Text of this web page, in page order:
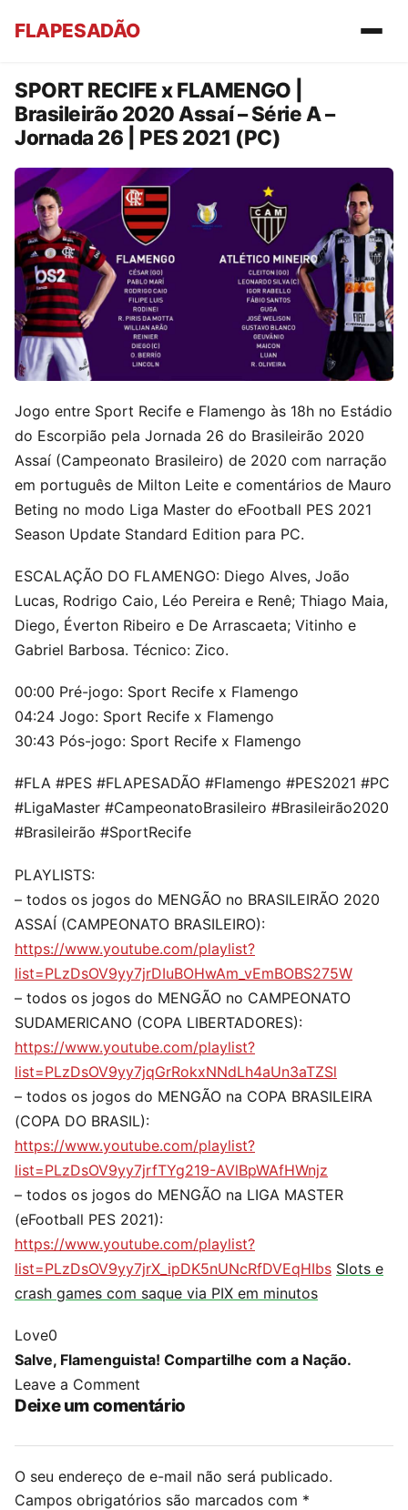
FLAPESADÃO
SPORT RECIFE x FLAMENGO |
Brasileirão 2020 Assaí – Série A –
Jornada 26 | PES 2021 (PC)
Jogo entre Sport Recife e Flamengo às 18h no Estádio
do Escorpião pela Jornada 26 do Brasileirão 2020
Assaí (Campeonato Brasileiro) de 2020 com narração
em português de Milton Leite e comentários de Mauro
Beting no modo Liga Master do eFootball PES 2021
Season Update Standard Edition para PC.
ESCALAÇÃO DO FLAMENGO: Diego Alves, João
Lucas, Rodrigo Caio, Léo Pereira e Renê; Thiago Maia,
Diego, Éverton Ribeiro e De Arrascaeta; Vitinho e
Gabriel Barbosa. Técnico: Zico.
00:00 Pré-jogo: Sport Recife x Flamengo
04:24 Jogo: Sport Recife x Flamengo
30:43 Pós-jogo: Sport Recife x Flamengo
#FLA #PES #FLAPESADÃO #Flamengo #PES2021 #PC
#LigaMaster #CampeonatoBrasileiro #Brasileirão2020
#Brasileirão #SportRecife
PLAYLISTS:
– todos os jogos do MENGÃO no BRASILEIRÃO 2020
ASSAÍ (CAMPEONATO BRASILEIRO):
https://www.youtube.com/playlist?
list=PLzDsOV9yy7jrDIuBOHwAm_vEmBOBS275W
– todos os jogos do MENGÃO no CAMPEONATO
SUDAMERICANO (COPA LIBERTADORES):
https://www.youtube.com/playlist?
list=PLzDsOV9yy7jqGrRokxNNdLh4aUn3aTZSl
– todos os jogos do MENGÃO na COPA BRASILEIRA
(COPA DO BRASIL):
https://www.youtube.com/playlist?
list=PLzDsOV9yy7jrfTYg219-AVlBpWAfHWnjz
– todos os jogos do MENGÃO na LIGA MASTER
(eFootball PES 2021):
https://www.youtube.com/playlist?
list=PLzDsOV9yy7jrX_ipDK5nUNcRfDVEqHIbs Slots e
crash games com saque via PIX em minutos
Love0
Salve, Flamenguista! Compartilhe com a Nação.
Leave a Comment
Deixe um comentário
O seu endereço de e-mail não será publicado.
Campos obrigatórios são marcados com *